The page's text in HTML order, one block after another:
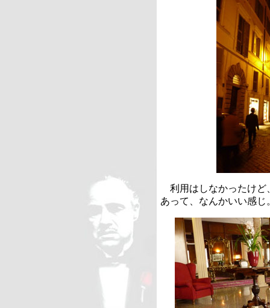
利用はしなかったけど
あって、なんかいい感じ